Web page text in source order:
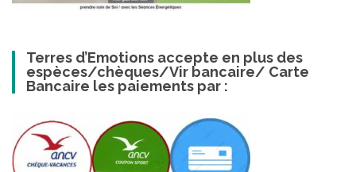
Terres d’Emotions accepte en plus des
espèces/chèques/Vir bancaire/ Carte
Bancaire les paiements par :